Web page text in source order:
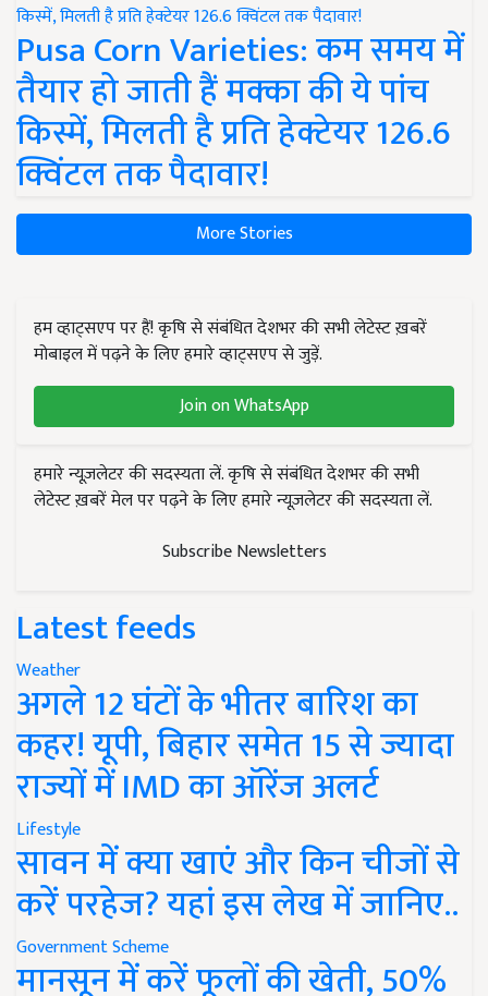
Pusa Corn Varieties: कम समय में
तैयार हो जाती हैं मक्का की ये पांच
किस्में, मिलती है प्रति हेक्टेयर 126.6
क्विंटल तक पैदावार!
More Stories
हम व्हाट्सएप पर हैं! कृषि से संबंधित देशभर की सभी लेटेस्ट ख़बरें
मोबाइल में पढ़ने के लिए हमारे व्हाट्सएप से जुड़ें.
Join on WhatsApp
हमारे न्यूज़लेटर की सदस्यता लें. कृषि से संबंधित देशभर की सभी
लेटेस्ट ख़बरें मेल पर पढ़ने के लिए हमारे न्यूज़लेटर की सदस्यता लें.
Subscribe Newsletters
Latest feeds
Weather
अगले 12 घंटों के भीतर बारिश का
कहर! यूपी, बिहार समेत 15 से ज्यादा
राज्यों में IMD का ऑरेंज अलर्ट
Lifestyle
सावन में क्या खाएं और किन चीजों से
करें परहेज? यहां इस लेख में जानिए..
Government Scheme
मानसून में करें फूलों की खेती, 50%